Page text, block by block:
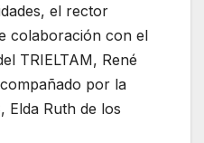
el rector
colaboración con el
TRIELTAM, René
por la
Elda Ruth de los